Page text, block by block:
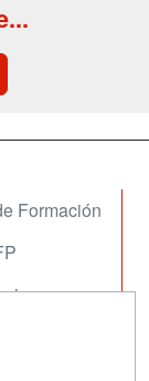
Formación